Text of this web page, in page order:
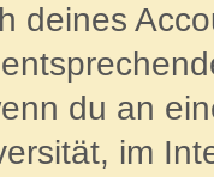
deines
du an
im